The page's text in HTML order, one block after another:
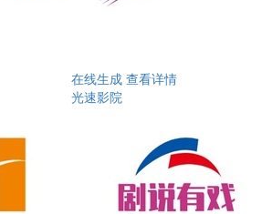
在线生成 查看详情
光速影院